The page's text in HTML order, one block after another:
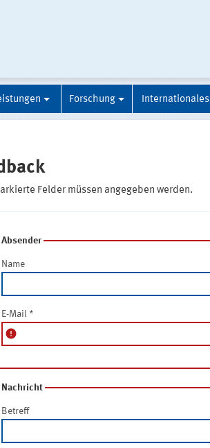
Forschung Internationales
Felder müssen angegeben werden.
Absender
Name
E-Mail *
error
Nachricht
Betreff